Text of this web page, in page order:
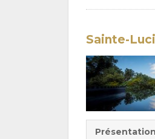
Sainte-